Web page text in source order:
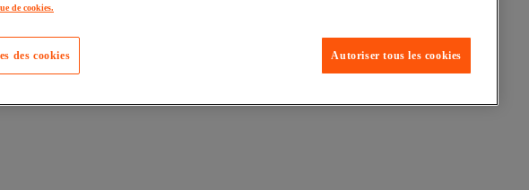
de cookies.
Autoriser tous les cookies
des cookies